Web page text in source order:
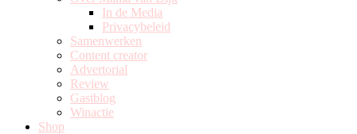
In de Media
Privacybeleid
Samenwerken
Content creator
Advertorial
Review
Gastblog
Winactie
Shop